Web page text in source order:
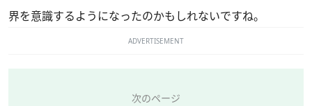
界を意識するようになったのかもしれないですね。
ADVERTISEMENT
次のページ